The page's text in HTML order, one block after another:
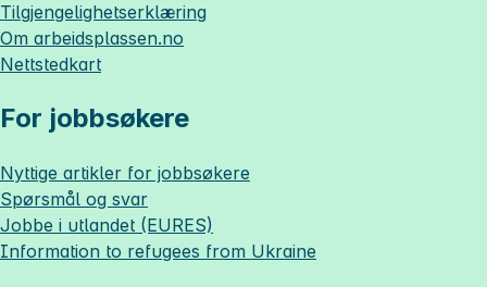
Tilgjengelighetserklæring
Om arbeidsplassen.no
Nettstedkart
For jobbsøkere
Nyttige artikler for jobbsøkere
Spørsmål og svar
Jobbe i utlandet (EURES)
Information to refugees from Ukraine